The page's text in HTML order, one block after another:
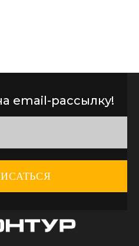
email-рассылку!